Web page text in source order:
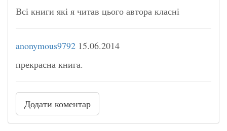
Всі книги які я читав цього автора класні
anonymous9792 15.06.2014
прекрасна книга.
Додати коментар